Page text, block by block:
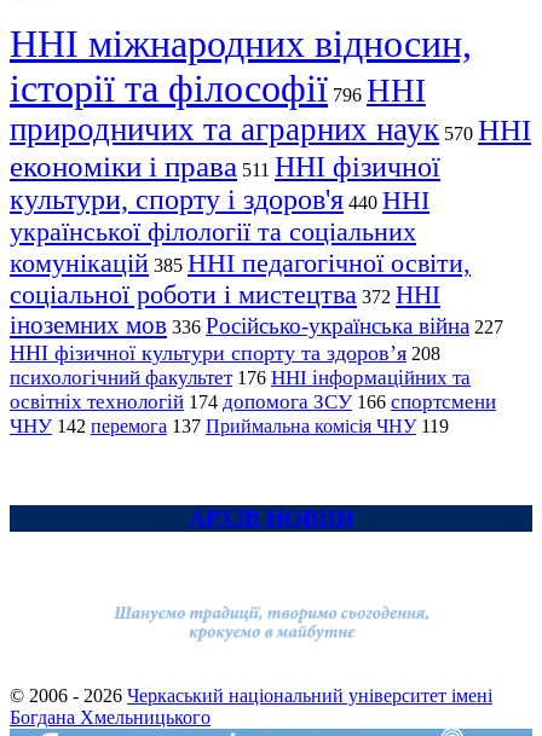
ННІ міжнародних відносин,
історії та філософії 796 ННІ
природничих та аграрних наук 570 ННІ
економіки і права 511 ННІ фізичної
культури, спорту і здоров'я 440 ННІ
української філології та соціальних
комунікацій 385 ННІ педагогічної освіти,
соціальної роботи і мистецтва 372 ННІ
іноземних мов 336 Російсько-українська війна 227
ННІ фізичної культури спорту та здоров’я 208
психологічний факультет 176 ННІ інформаційних та
освітніх технологій 174 допомога ЗСУ 166 спортсмени
ЧНУ 142 перемога 137 Приймальна комісія ЧНУ 119
АРХІВ НОВИН
© 2006 - 2026 Черкаський національний університет імені
Богдана Хмельницького